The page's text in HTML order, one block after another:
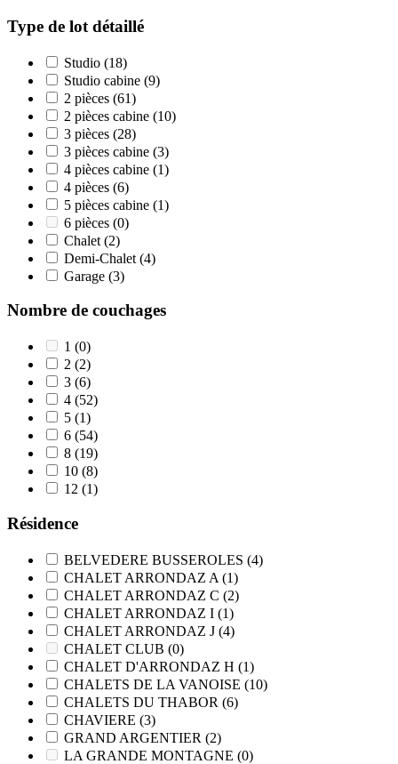
Type de lot détaillé
Studio (18)
Studio cabine (9)
2 pièces (61)
2 pièces cabine (10)
3 pièces (28)
3 pièces cabine (3)
4 pièces cabine (1)
4 pièces (6)
5 pièces cabine (1)
6 pièces (0)
Chalet (2)
Demi-Chalet (4)
Garage (3)
Nombre de couchages
1 (0)
2 (2)
3 (6)
4 (52)
5 (1)
6 (54)
8 (19)
10 (8)
12 (1)
Résidence
BELVEDERE BUSSEROLES (4)
CHALET ARRONDAZ A (1)
CHALET ARRONDAZ C (2)
CHALET ARRONDAZ I (1)
CHALET ARRONDAZ J (4)
CHALET CLUB (0)
CHALET D'ARRONDAZ H (1)
CHALETS DE LA VANOISE (10)
CHALETS DU THABOR (6)
CHAVIERE (3)
GRAND ARGENTIER (2)
LA GRANDE MONTAGNE (0)